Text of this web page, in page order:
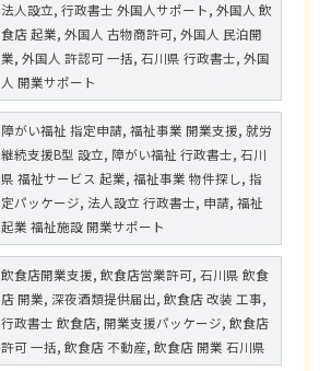
法人設立, 行政書士 外国人サポート, 外国人 飲
食店 起業, 外国人 古物商許可, 外国人 民泊開
業, 外国人 許認可 一括, 石川県 行政書士, 外国
人 開業サポート
障がい福祉 指定申請, 福祉事業 開業支援, 就労
継続支援B型 設立, 障がい福祉 行政書士, 石川
県 福祉サービス 起業, 福祉事業 物件探し, 指
定パッケージ, 法人設立 行政書士, 申請, 福祉
起業 福祉施設 開業サポート
飲食店開業支援, 飲食店営業許可, 石川県 飲食
店 開業, 深夜酒類提供届出, 飲食店 改装 工事,
行政書士 飲食店, 開業支援パッケージ, 飲食店
許可 一括, 飲食店 不動産, 飲食店 開業 石川県